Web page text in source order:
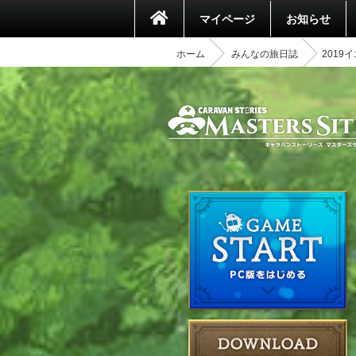
マイページ お知らせ
ホーム みんなの旅日誌 2019イ